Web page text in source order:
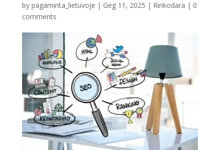
by pagaminta_lietuvoje | Geg 11, 2025 | Rinkodara | 0
comments